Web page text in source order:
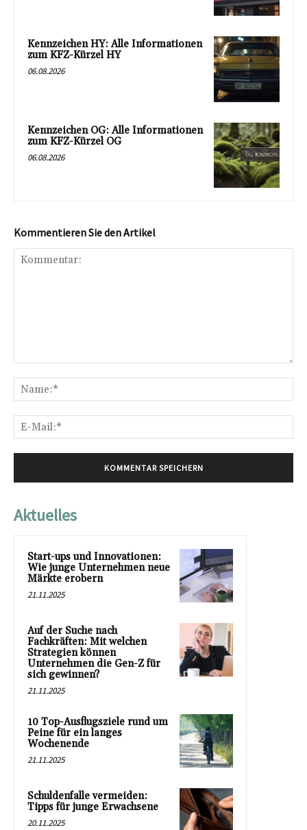
Kennzeichen HY: Alle Informationen
zum KFZ-Kürzel HY
06.08.2026
Kennzeichen OG: Alle Informationen
zum KFZ-Kürzel OG
06.08.2026
Kommentieren Sie den Artikel
Aktuelles
Start-ups und Innovationen:
Wie junge Unternehmen neue
Märkte erobern
21.11.2025
Auf der Suche nach
Fachkräften: Mit welchen
Strategien können
Unternehmen die Gen-Z für
sich gewinnen?
21.11.2025
10 Top-Ausflugsziele rund um
Peine für ein langes
Wochenende
21.11.2025
Schuldenfalle vermeiden:
Tipps für junge Erwachsene
20.11.2025